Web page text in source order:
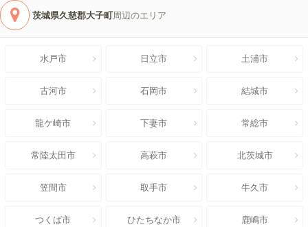
茨城県久慈郡大子町周辺のエリア
水戸市 日立市 土浦市
古河市 石岡市 結城市
龍ケ崎市 下妻市 常総市
常陸太田市 高萩市 北茨城市
笠間市 取手市 牛久市
つくば市 ひたちなか市 鹿嶋市